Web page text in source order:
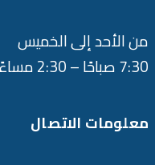
من الأحد إلى الخميس
7:30 صباحًا – 2:30 مساءً
معلومات الاتصال